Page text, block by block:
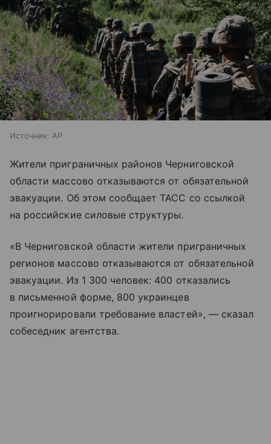
Источник: AP
Жители приграничных районов Черниговской
области массово отказываются от обязательной
эвакуации. Об этом сообщает ТАСС со ссылкой
на российские силовые структуры.
«В Черниговской области жители приграничных
регионов массово отказываются от обязательной
эвакуации. Из 1 300 человек: 400 отказались
в письменной форме, 800 украинцев
проигнорировали требование властей», — сказал
собеседник агентства.